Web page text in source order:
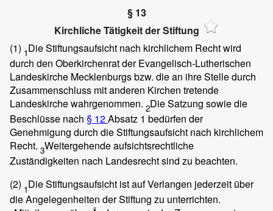
§ 13
Kirchliche Tätigkeit der Stiftung
(1) 1Die Stiftungsaufsicht nach kirchlichem Recht wird
durch den Oberkirchenrat der Evangelisch-Lutherischen
Landeskirche Mecklenburgs bzw. die an ihre Stelle durch
Zusammenschluss mit anderen Kirchen tretende
Landeskirche wahrgenommen. 2Die Satzung sowie die
Beschlüsse nach § 12Absatz 1 bedürfen der
Genehmigung durch die Stiftungsaufsicht nach kirchlichem
Recht. 3Weitergehende aufsichtsrechtliche
Zuständigkeiten nach Landesrecht sind zu beachten.
(2) 1Die Stiftungsaufsicht ist auf Verlangen jederzeit über
die Angelegenheiten der Stiftung zu unterrichten.